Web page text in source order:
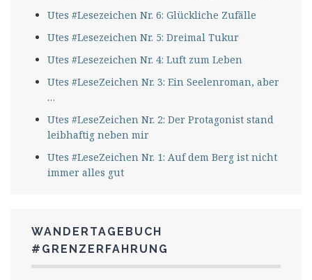
Utes #Lesezeichen Nr. 6: Glückliche Zufälle
Utes #Lesezeichen Nr. 5: Dreimal Tukur
Utes #Lesezeichen Nr. 4: Luft zum Leben
Utes #LeseZeichen Nr. 3: Ein Seelenroman, aber
…
Utes #LeseZeichen Nr. 2: Der Protagonist stand
leibhaftig neben mir
Utes #LeseZeichen Nr. 1: Auf dem Berg ist nicht
immer alles gut
WANDERTAGEBUCH
#GRENZERFAHRUNG